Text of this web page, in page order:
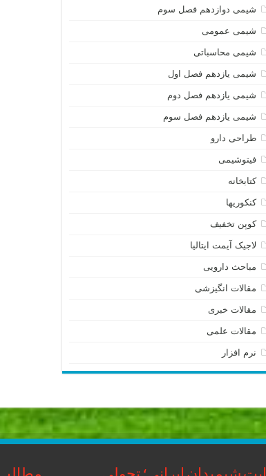
شیمی دوازدهم فصل سوم
شیمی عمومی
شیمی محاسباتی
شیمی یازدهم فصل اول
شیمی یازدهم فصل دوم
شیمی یازدهم فصل سوم
طراحی دارو
فیتوشیمی
کتابخانه
کنکوریها
کوپن تخفیف
لاجیک آیمت ایتالیا
مباحث دارویی
مقالات انگیزشی
مقالات خبری
مقالات علمی
نرم افزار